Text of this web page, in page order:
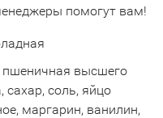
помогут вам!
высшего
сахар, соль, яйцо
маргарин, ванилин,